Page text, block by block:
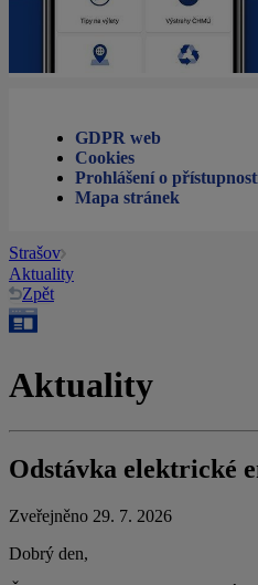
GDPR web
Cookies
Prohlášení o
Mapa stránek
Strašov
Aktuality
Zpět
Aktuality
Odstávka elektrické
Zveřejněno 29. 7. 2026
Dobrý den,